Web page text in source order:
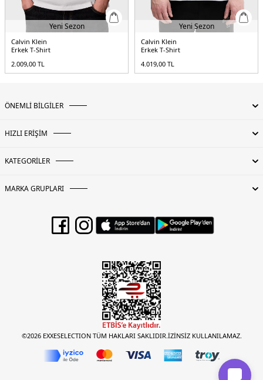
Yeni Sezon
Calvin Klein
Erkek T-Shirt
2.009,00 TL
Yeni Sezon
Calvin Klein
Erkek T-Shirt
4.019,00 TL
ÖNEMLİ BİLGİLER
HIZLI ERİŞİM
KATEGORİLER
MARKA GRUPLARI
©2026 EXXESELECTION TÜM HAKLARI SAKLIDIR.İZİNSİZ KULLANILAMAZ.